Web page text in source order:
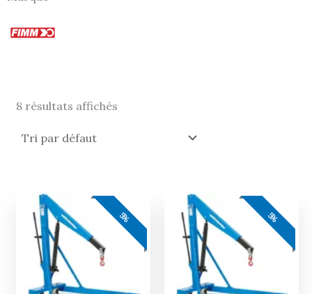
8 résultats affichés
5%
prix
initial
était :
actuel
est :
1281,00 €.
5%
prix
initial
était :
actuel
est :
949,00 €.